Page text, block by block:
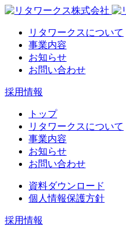
リタワークスについて
事業内容
お知らせ
お問い合わせ
採用情報
トップ
リタワークスについて
事業内容
お知らせ
お問い合わせ
資料ダウンロード
個人情報保護方針
採用情報